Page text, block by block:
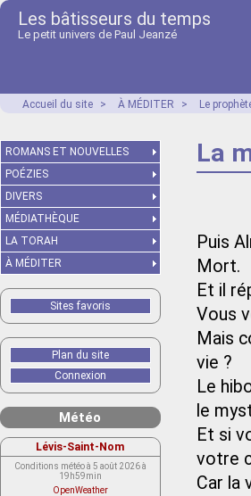
Les bâtisseurs du temps
Le petit univers de Paul Jeanzé
Accueil du site > À MÉDITER > Le
La
Puis
Mort.
Et il
Vous
Mais
vie ?
Le
le
Et si
votre
Car la
ROMANS ET NOUVELLES
POÉZIES
DIVERS
MÉDIATHÈQUE
LA TORAH
À MÉDITER
Sites favoris
Plan du site
Connexion
Météo
Lévis-Saint-Nom
Conditions météo à 5 août 2026 à
19h59min
OpenWeather